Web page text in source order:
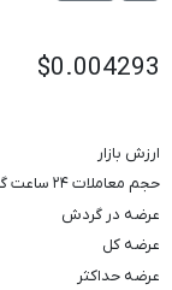
$0.004293
ارزش بازار
حجم معاملات ۲۴ ساعت گذشته
عرضه در گردش
عرضه کل
عرضه حداکثر